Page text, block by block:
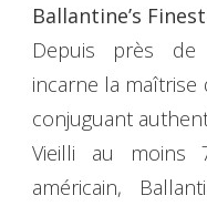
Ballantine’s Finest
Depuis près de
incarne la maîtrise
conjuguant
Vieilli au
américain,